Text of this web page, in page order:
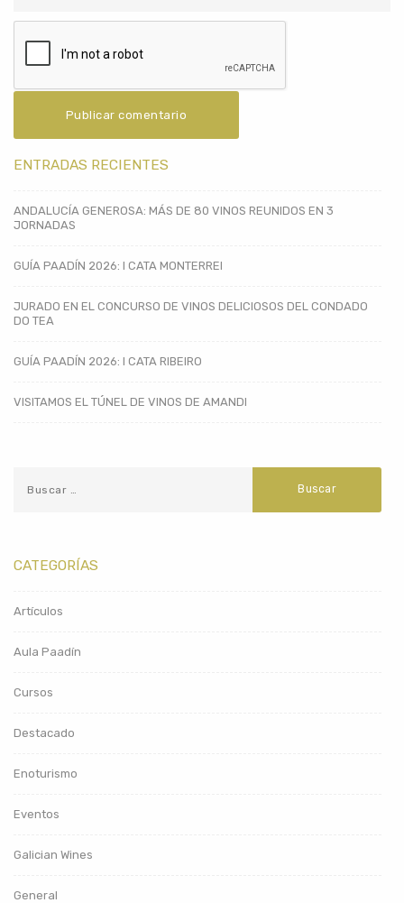
ENTRADAS RECIENTES
ANDALUCÍA GENEROSA: MÁS DE 80 VINOS REUNIDOS EN 3
JORNADAS
GUÍA PAADÍN 2026: I CATA MONTERREI
JURADO EN EL CONCURSO DE VINOS DELICIOSOS DEL CONDADO
DO TEA
GUÍA PAADÍN 2026: I CATA RIBEIRO
VISITAMOS EL TÚNEL DE VINOS DE AMANDI
CATEGORÍAS
Artículos
Aula Paadín
Cursos
Destacado
Enoturismo
Eventos
Galician Wines
General